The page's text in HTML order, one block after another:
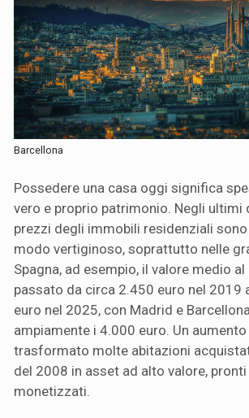
Barcellona
Possedere una casa oggi significa
vero e proprio patrimonio. Negli ultimi
prezzi degli immobili residenziali
modo vertiginoso, soprattutto nelle
Spagna, ad esempio, il valore medio
passato da circa 2.450 euro nel 2019
euro nel 2025, con Madrid e
ampiamente i 4.000 euro. Un aumento
trasformato molte abitazioni
del 2008 in asset ad alto valore,
monetizzati.